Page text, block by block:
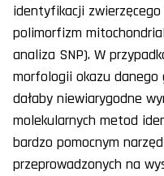
identyfikacji
polimorfizm
analiza SNP). W
morfologii okazu
dałaby niewiarygodne
molekularnych metod
bardzo pomocnym
przeprowadzonych na